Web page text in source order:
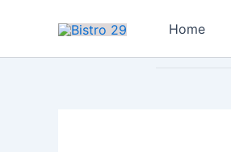
Home